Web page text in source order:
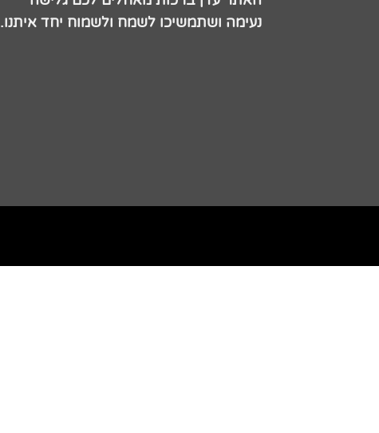
נעימה ושתמשיכו לשמח ולשמוח יחד איתנו.